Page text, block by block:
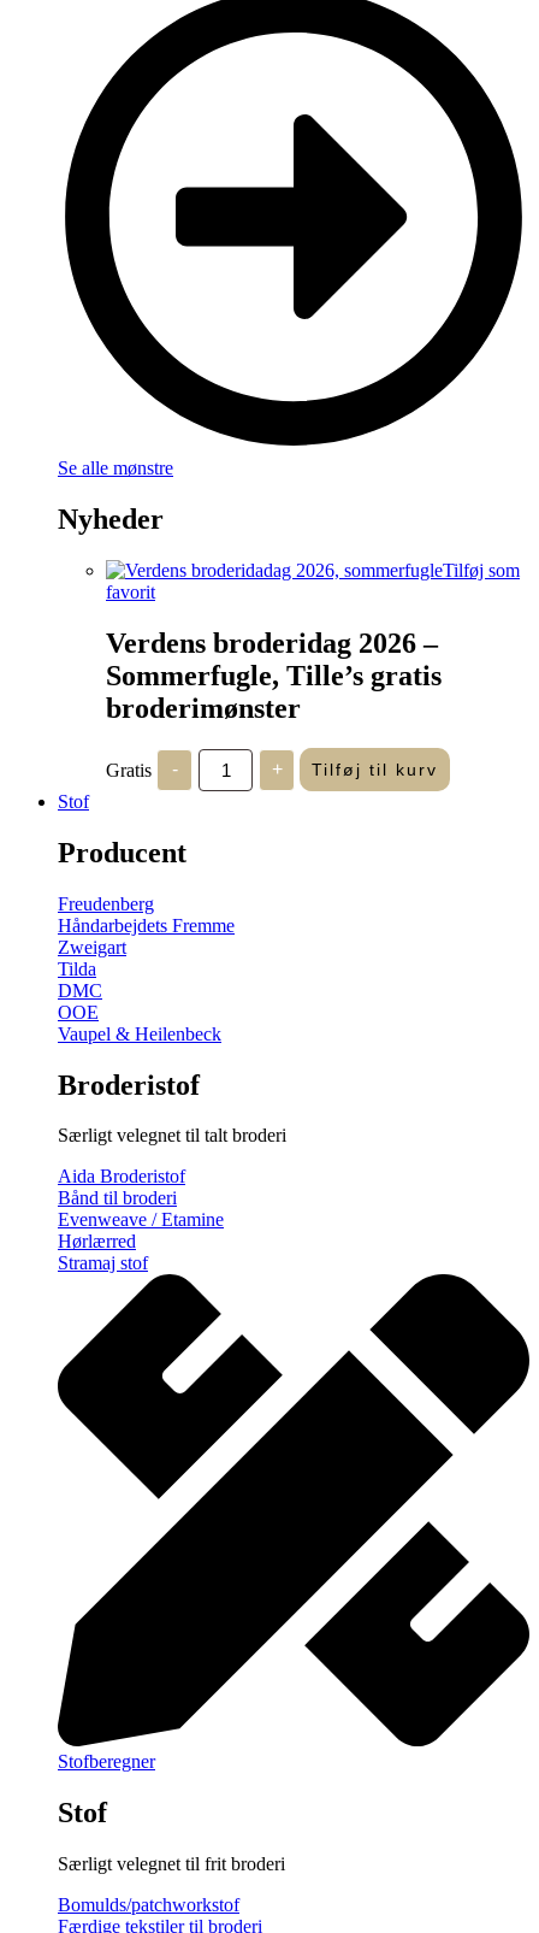
Se alle mønstre
Nyheder
Tilføj som
favorit
Verdens broderidag 2026 –
Sommerfugle, Tille’s gratis
broderimønster
Gratis -
Verdens
broderidag
2026
+ Tilføj til kurv
Stof
Producent
Freudenberg
Håndarbejdets Fremme
Zweigart
Tilda
DMC
OOE
Vaupel & Heilenbeck
Broderistof
Særligt velegnet til talt broderi
Aida Broderistof
Bånd til broderi
Evenweave / Etamine
Hørlærred
Stramaj stof
Stofberegner
Stof
Særligt velegnet til frit broderi
Bomulds/patchworkstof
Færdige tekstiler til broderi